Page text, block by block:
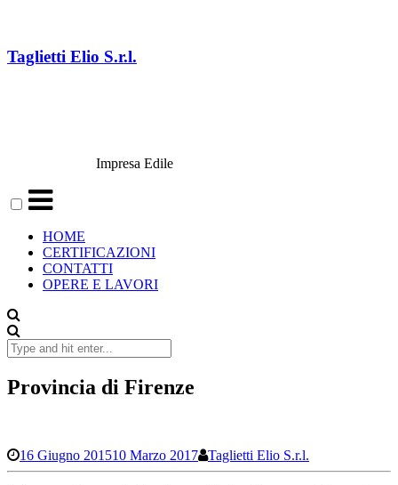
content
Taglietti Elio S.r.l.
Impresa Edile
HOME
CERTIFICAZIONI
CONTATTI
OPERE E LAVORI
Search
for:
Provincia di Firenze
16 Giugno 201510 Marzo 2017 Taglietti Elio S.r.l.